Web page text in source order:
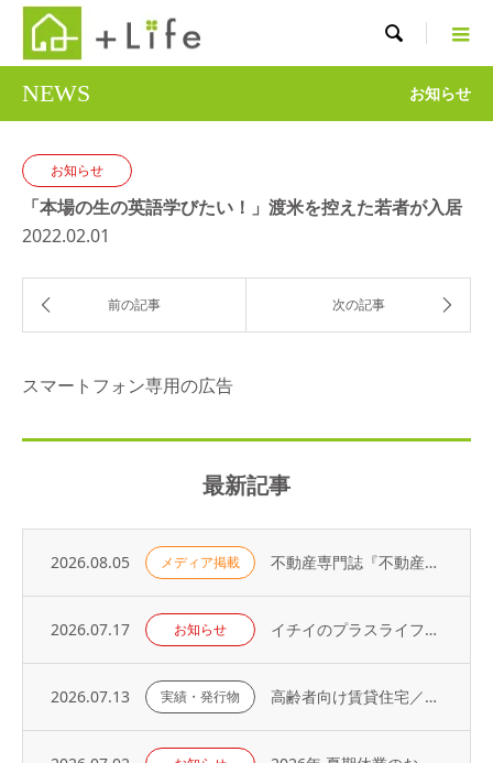

NEWS お知らせ
お知らせ
「本場の生の英語学びたい！」渡米を控えた若者が入居
2022.02.01
スマートフォン専用の広告
最新記事
2026.08.05 メディア掲載 不動産専門誌『不動産コンサルティングプラス』に弊社代表・荻野の寄稿記事が掲載されました
2026.07.17 お知らせ イチイのプラスライフサービス「 オーナーアプリ」導入のお知らせ
2026.07.13 実績・発行物 高齢者向け賃貸住宅／取り扱い戸数（2026年）